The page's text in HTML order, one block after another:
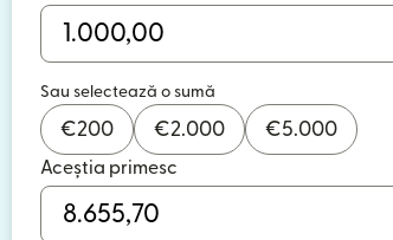
Sau selectează o sumă
€200 €2.000 €5.000
Aceștia primesc